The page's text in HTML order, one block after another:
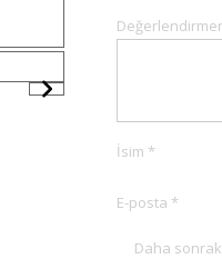
İsim *
E-posta *
Daha